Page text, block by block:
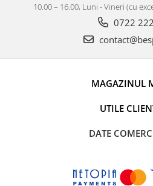
10.00 – 16.00, Luni - Vineri (cu
0722
MAGAZINUL
UTILE
DATE